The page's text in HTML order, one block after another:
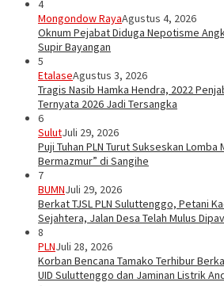
4
Mongondow RayaAgustus 4, 2026
Oknum Pejabat Diduga Nepotisme
Supir Bayangan
5
EtalaseAgustus 3, 2026
Tragis Nasib Hamka Hendra, 2022
Ternyata 2026 Jadi Tersangka
6
SulutJuli 29, 2026
Puji Tuhan PLN Turut Sukseskan
Bermazmur” di Sangihe
7
BUMNJuli 29, 2026
Berkat TJSL PLN Suluttenggo, Petani
Sejahtera, Jalan Desa Telah Mulus
8
PLNJuli 28, 2026
Korban Bencana Tamako Terhibur
UID Suluttenggo dan Jaminan Listrik